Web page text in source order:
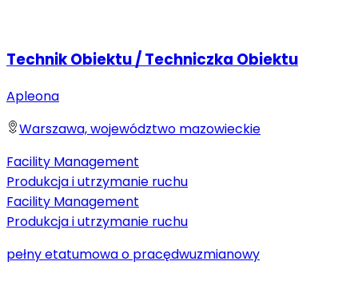
Technik Obiektu / Techniczka Obiektu
Apleona
Warszawa, województwo mazowieckie
Facility Management
Produkcja i utrzymanie ruchu
Facility Management
Produkcja i utrzymanie ruchu
pełny etatumowa o pracędwuzmianowy